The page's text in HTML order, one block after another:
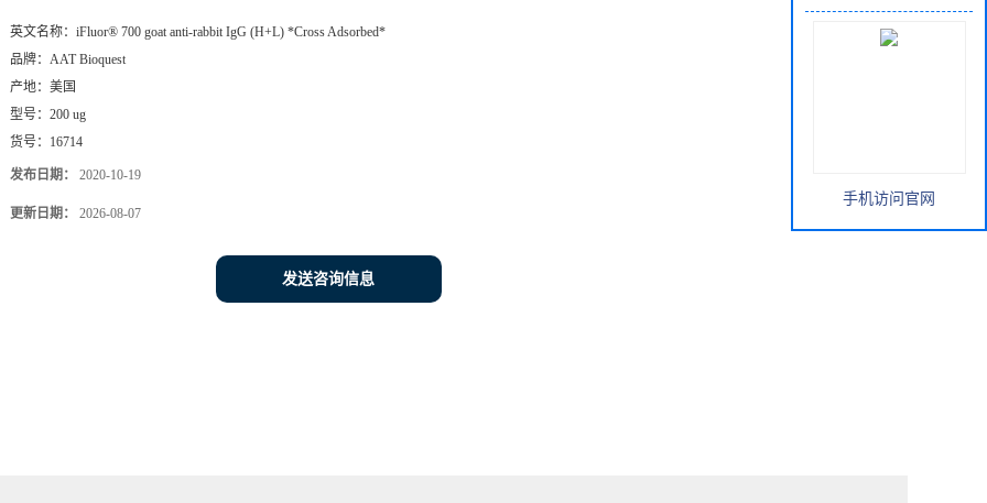
英文名称： iFluor® 700 goat anti-rabbit IgG (H+L) *Cross Adsorbed*
品牌： AAT Bioquest
产地： 美国
型号： 200 ug
货号： 16714
发布日期： 2020-10-19
更新日期： 2026-08-07
发送咨询信息
手机访问官网